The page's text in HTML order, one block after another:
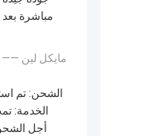
—— مايكل لين
الخدمة:
أجل